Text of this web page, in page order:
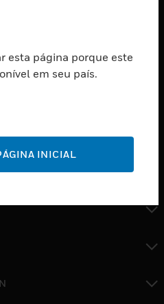
esta página porque este
em seu país.
INICIAL